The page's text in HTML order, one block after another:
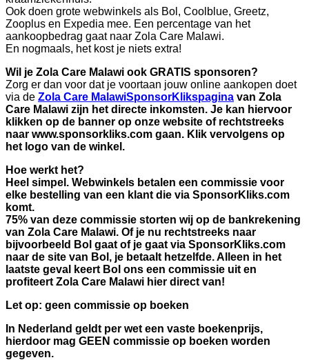
Ook doen grote webwinkels als Bol, Coolblue, Greetz,
Zooplus en Expedia mee. Een percentage van het
aankoopbedrag gaat naar Zola Care Malawi.
En nogmaals, het kost je niets extra!
Wil je Zola Care Malawi ook GRATIS sponsoren?
Zorg er dan voor dat je voortaan jouw online aankopen doet
via de Zola Care MalawiSponsorKlikspagina van Zola
Care Malawi zijn het directe inkomsten. Je kan hiervoor
klikken op de banner op onze website of rechtstreeks
naar www.sponsorkliks.com gaan. Klik vervolgens op
het logo van de winkel.
Hoe werkt het?
Heel simpel. Webwinkels betalen een commissie voor
elke bestelling van een klant die via SponsorKliks.com
komt.
75% van deze commissie storten wij op de bankrekening
van Zola Care Malawi. Of je nu rechtstreeks naar
bijvoorbeeld Bol gaat of je gaat via SponsorKliks.com
naar de site van Bol, je betaalt hetzelfde. Alleen in het
laatste geval keert Bol ons een commissie uit en
profiteert Zola Care Malawi hier direct van!
Let op: geen commissie op boeken
In Nederland geldt per wet een vaste boekenprijs,
hierdoor mag GEEN commissie op boeken worden
gegeven.